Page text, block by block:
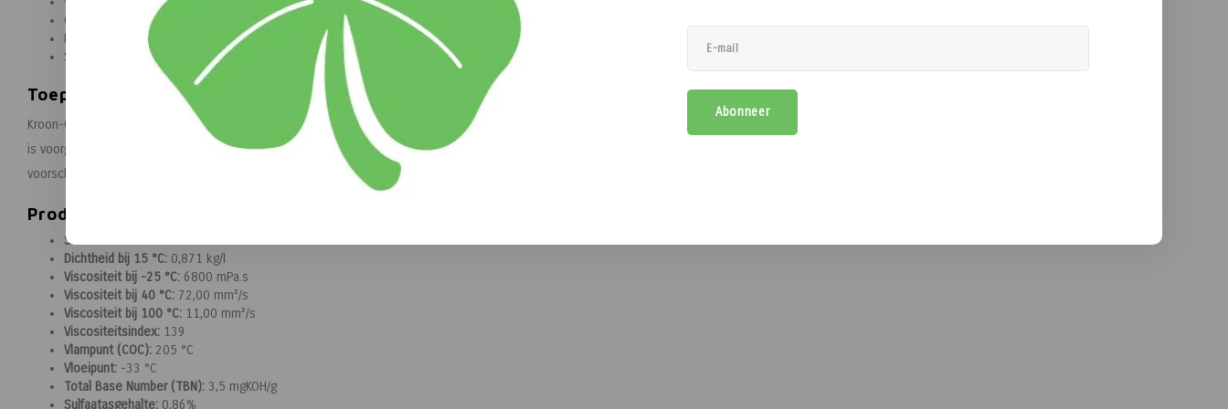
Abonneer
Cartersmering
Nevelsmering
Systemen waarvoor minimaal een HLP-olie wordt voorgeschreven
Toepassing
Kroon-Oil Carsinus VAC 10W-30 is geschikt voor de smering van vacuümpompen waarbij minimaal een
is voorgeschreven. Kan worden toegepast voor zowel
carter- als nevelsmering
voorschriften van de fabrikant van de installatie.
Productspecificaties
SAE:
Dichtheid bij 15 °C: 0,871 kg/l
Viscositeit bij -25 °C: 6800 mPa.s
Viscositeit bij 40 °C: 72,00 mm²/s
Viscositeit bij 100 °C: 11,00 mm²/s
Viscositeitsindex: 139
Vlampunt (COC): 205 °C
Vloeipunt: -33 °C
Total Base Number (TBN): 3,5 mgKOH/g
Sulfaatasgehalte: 0,86%